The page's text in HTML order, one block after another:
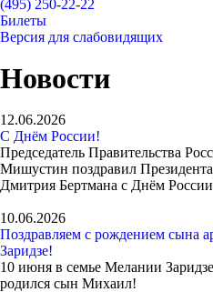
(495) 250-22-22
Билеты
Версия для слабовидящих
Новости
12.06.2026
С Днём России!
Председатель Правительства
Мишустин поздравил Президента
Дмитрия Бертмана с Днём
10.06.2026
Поздравляем с рождением сына
Заридзе!
10 июня в семье Мелании
родился сын Михаил!